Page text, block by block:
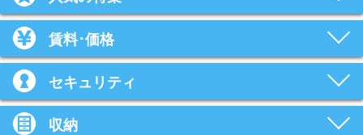
賃料･価格
セキュリティ
収納